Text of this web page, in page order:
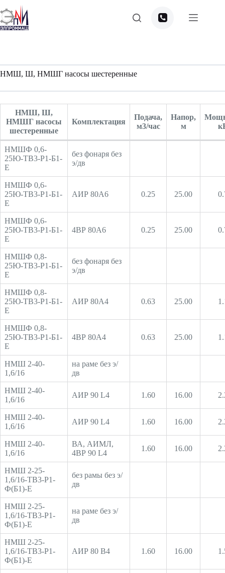
Перейти
к
сути
НМШ, Ш, НМШГ насосы шестеренные
НМШ, Ш,
НМШГ насосы
шестеренные
Комплектация
Подача,
м3/час
Напор,
м
НМШФ 0,6-
25Ю-ТВ3-Р1-Б1-
Е
без фонаря без
э/дв
НМШФ 0,6-
25Ю-ТВ3-Р1-Б1-
Е
АИР 80А6 0.25 25.00
НМШФ 0,6-
25Ю-ТВ3-Р1-Б1-
Е
4ВР 80А6 0.25 25.00
НМШФ 0,8-
25Ю-ТВ3-Р1-Б1-
Е
без фонаря без
э/дв
НМШФ 0,8-
25Ю-ТВ3-Р1-Б1-
Е
АИР 80А4 0.63 25.00
НМШФ 0,8-
25Ю-ТВ3-Р1-Б1-
Е
4ВР 80А4 0.63 25.00
НМШ 2-40-
1,6/16
на раме без э/
дв
НМШ 2-40-
1,6/16
АИР 90 L4 1.60 16.00
НМШ 2-40-
1,6/16
АИР 90 L4 1.60 16.00
НМШ 2-40-
1,6/16
ВА, АИМЛ,
4ВР 90 L4
1.60 16.00
НМШ 2-25-
1,6/16-ТВ3-Р1-
Ф(Б1)-Е
без рамы без э/
дв
НМШ 2-25-
1,6/16-ТВ3-Р1-
Ф(Б1)-Е
на раме без э/
дв
НМШ 2-25-
1,6/16-ТВ3-Р1-
Ф(Б1)-Е
АИР 80 В4 1.60 16.00